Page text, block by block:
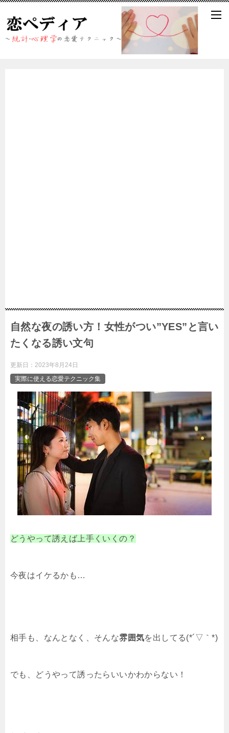
自然な夜の誘い方！女性がつい”YES”と言い
たくなる誘い文句
更新日： 2023年8月24日
実際に使える恋愛テクニック集
どうやって誘えば上手くいくの？
今夜はイケるかも…
相手も、なんとなく、そんな雰囲気を出してる(*´▽｀*)
でも、どうやって誘ったらいいかわからない！